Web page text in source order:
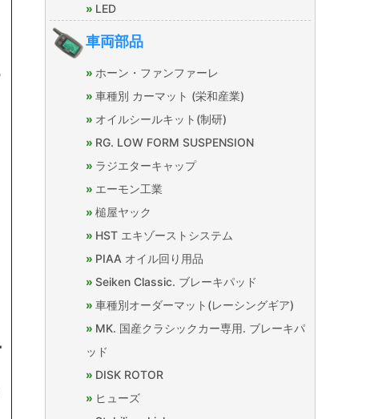
LED
車両部品
ホーン・ファンファーレ
車種別 カーマット (栄和産業)
オイルシールキット(制研)
RG. LOW FORM SUSPENSION
ラジエターキャップ
エーモン工業
槌屋ヤック
HST エキゾーストシステム
PIAA オイル回り用品
Seiken Classic. ブレーキパッド
車種別オーダーマット(レーシングギア)
MK. 国産クラシックカー専用. ブレーキパ
ッド
DISK ROTOR
ヒューズ